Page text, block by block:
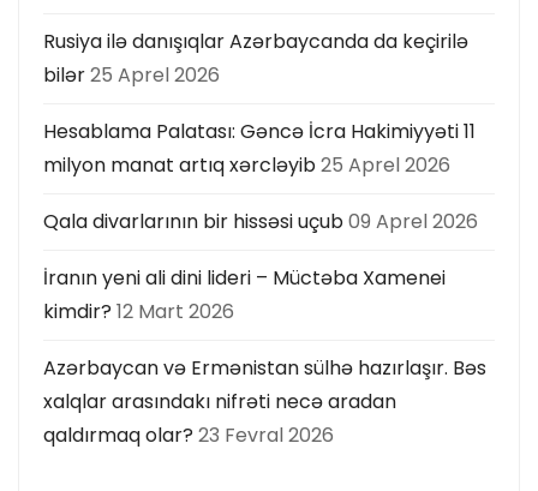
Rusiya ilə danışıqlar Azərbaycanda da keçirilə
bilər25 Aprel 2026
Hesablama Palatası: Gəncə İcra Hakimiyyəti 11
milyon manat artıq xərcləyib25 Aprel 2026
Qala divarlarının bir hissəsi uçub09 Aprel 2026
İranın yeni ali dini lideri – Müctəba Xamenei
kimdir? 12 Mart 2026
Azərbaycan və Ermənistan sülhə hazırlaşır. Bəs
xalqlar arasındakı nifrəti necə aradan
qaldırmaq olar? 23 Fevral 2026